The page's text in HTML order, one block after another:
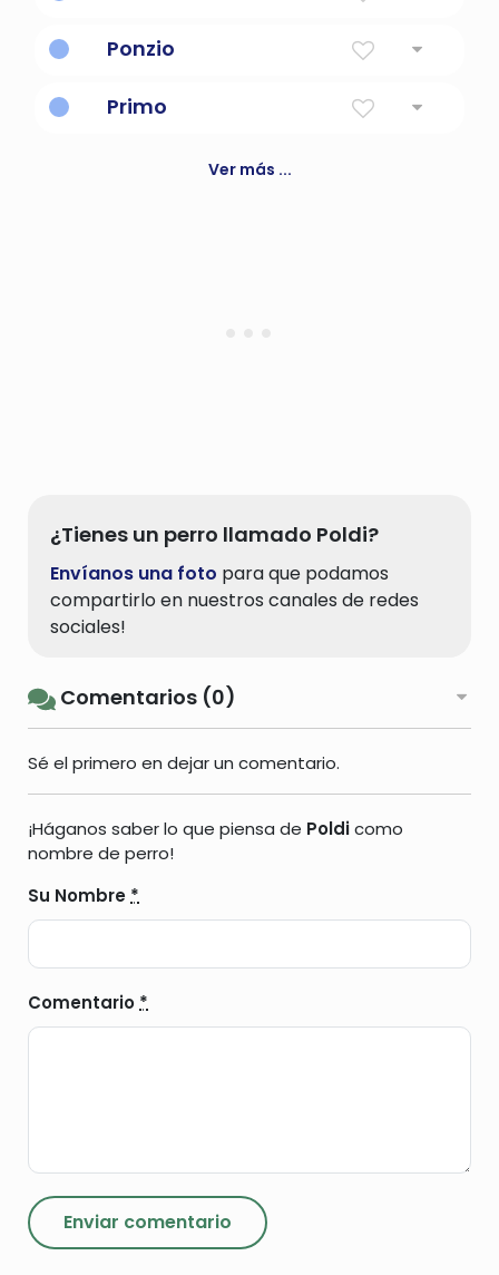
Ponzio
Primo
Ver más ...
¿Tienes un perro llamado Poldi?
Envíanos una foto para que podamos
compartirlo en nuestros canales de redes
sociales!
Comentarios (0)
Sé el primero en dejar un comentario.
¡Háganos saber lo que piensa de Poldicomo
nombre de perro!
Su Nombre *
Comentario *